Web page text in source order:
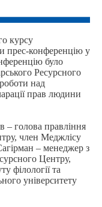
курсу
прес-конференцію у
було
Ресурсного
над
прав людини
– голова правління
член Меджлісу
– менеджер з
Центру,
філології та
університету